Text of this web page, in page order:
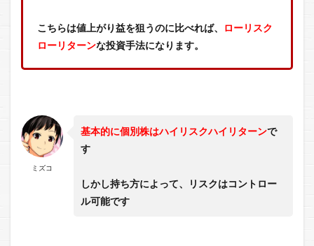
こちらは値上がり益を狙うのに比べれば、
ローリスク
ローリターンな投資手法になります。
ミズコ
基本的に個別株はハイリスクハイリターンで
す
しかし持ち方によって、リスクはコントロー
ル可能です